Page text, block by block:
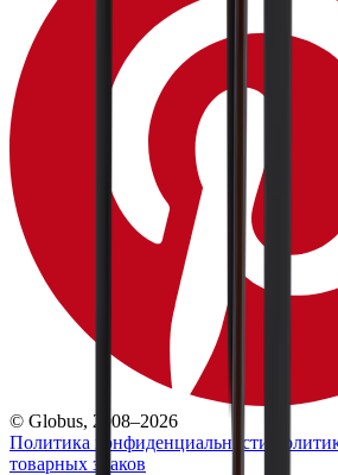
© Globus, 2008–2026
Политика конфиденциальности
товарных знаков